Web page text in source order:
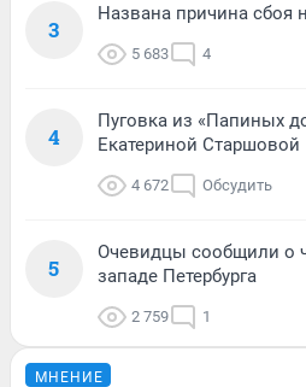
3
Названа причина сбоя
5 683 4
4
Пуговка из «Папиных
Екатериной Старшовой
4 672 Обсудить
5
Очевидцы сообщили о
западе Петербурга
2 759 1
МНЕНИЕ